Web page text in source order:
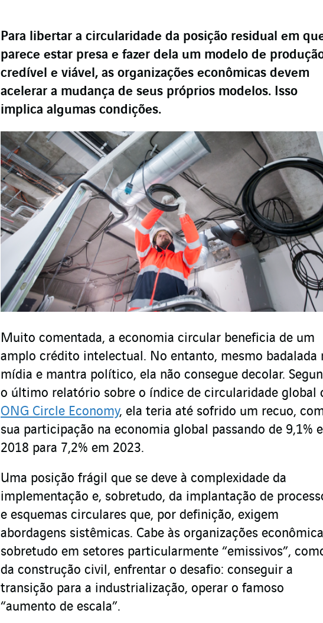
Para libertar a circularidade da posição residual em
parece estar presa e fazer dela um modelo de
credível e viável, as organizações econômicas devem
acelerar a mudança de seus próprios modelos. Isso
implica algumas condições.
Muito comentada, a economia circular beneficia de um
amplo crédito intelectual. No entanto, mesmo badalada
mídia e mantra político, ela não consegue decolar.
o último relatório sobre o índice de circularidade global
ONG Circle Economy, ela teria até sofrido um recuo,
sua participação na economia global passando de 9,1%
2018 para 7,2% em 2023.
Uma posição frágil que se deve à complexidade da
implementação e, sobretudo, da implantação de
e esquemas circulares que, por definição, exigem
abordagens sistêmicas. Cabe às organizações
sobretudo em setores particularmente “emissivos”,
da construção civil, enfrentar o desafio: conseguir a
transição para a industrialização, operar o famoso
“aumento de escala”.